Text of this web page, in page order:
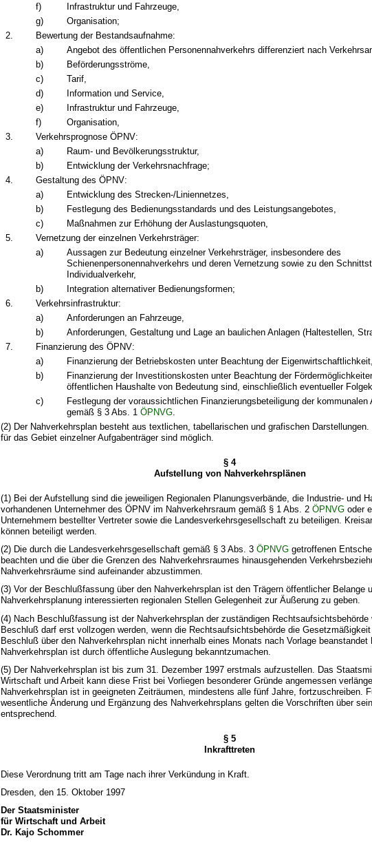
f)
Infrastruktur und Fahrzeuge,
g)
Organisation;
2.
Bewertung der Bestandsaufnahme:
a)
Angebot des öffentlichen Personennahverkehrs differenziert nach
b)
Beförderungsströme,
c)
Tarif,
d)
Information und Service,
e)
Infrastruktur und Fahrzeuge,
f)
Organisation,
3.
Verkehrsprognose ÖPNV:
a)
Raum- und Bevölkerungsstruktur,
b)
Entwicklung der Verkehrsnachfrage;
4.
Gestaltung des ÖPNV:
a)
Entwicklung des Strecken-/Liniennetzes,
b)
Festlegung des Bedienungsstandards und des Leistungsangebotes,
c)
Maßnahmen zur Erhöhung der Auslastungsquoten,
5.
Vernetzung der einzelnen Verkehrsträger:
a)
Aussagen zur Bedeutung einzelner Verkehrsträger, insbesondere des
Schienenpersonennahverkehrs und deren Vernetzung sowie zu den
Individualverkehr,
b)
Integration alternativer Bedienungsformen;
6.
Verkehrsinfrastruktur:
a)
Anforderungen an Fahrzeuge,
b)
Anforderungen, Gestaltung und Lage an baulichen Anlagen (Haltestellen,
7.
Finanzierung des ÖPNV:
a)
Finanzierung der Betriebskosten unter Beachtung der Eigenwirtschaftlichkeit,
b)
Finanzierung der Investitionskosten unter Beachtung der
öffentlichen Haushalte von Bedeutung sind, einschließlich eventueller
c)
Festlegung der voraussichtlichen Finanzierungsbeteiligung der kommunalen
gemäß § 3 Abs. 1ÖPNVG
(2) Der Nahverkehrsplan besteht aus textlichen, tabellarischen und grafischen
für das Gebiet einzelner Aufgabenträger sind möglich.
§ 4
Aufstellung von Nahverkehrsplänen
(1) Bei der Aufstellung sind die jeweiligen Regionalen Planungsverbände, die Industrie- und
vorhandenen Unternehmer des ÖPNV im Nahverkehrsraum gemäß § 1 Abs. 2ÖPNVG oder
Unternehmern bestellter Vertreter sowie die Landesverkehrsgesellschaft zu beteiligen.
können beteiligt werden.
(2) Die durch die Landesverkehrsgesellschaft gemäß § 3 Abs. 3ÖPNVG getroffenen
beachten und die über die Grenzen des Nahverkehrsraumes hinausgehenden
Nahverkehrsräume sind aufeinander abzustimmen.
(3) Vor der Beschlußfassung über den Nahverkehrsplan ist den Trägern öffentlicher Belange
Nahverkehrsplanung interessierten regionalen Stellen Gelegenheit zur Äußerung zu geben.
(4) Nach Beschlußfassung ist der Nahverkehrsplan der zuständigen Rechtsaufsichtsbehörde
Beschluß darf erst vollzogen werden, wenn die Rechtsaufsichtsbehörde die
Beschluß über den Nahverkehrsplan nicht innerhalb eines Monats nach Vorlage beanstandet
Nahverkehrsplan ist durch öffentliche Auslegung bekanntzumachen.
(5) Der Nahverkehrsplan ist bis zum 31. Dezember 1997 erstmals aufzustellen. Das
Wirtschaft und Arbeit kann diese Frist bei Vorliegen besonderer Gründe angemessen
Nahverkehrsplan ist in geeigneten Zeiträumen, mindestens alle fünf Jahre, fortzuschreiben.
wesentliche Änderung und Ergänzung des Nahverkehrsplans gelten die Vorschriften über
entsprechend.
§ 5
Inkrafttreten
Diese Verordnung tritt am Tage nach ihrer Verkündung in Kraft.
Dresden, den 15. Oktober 1997
Der Staatsminister
für Wirtschaft und Arbeit
Dr. Kajo Schommer